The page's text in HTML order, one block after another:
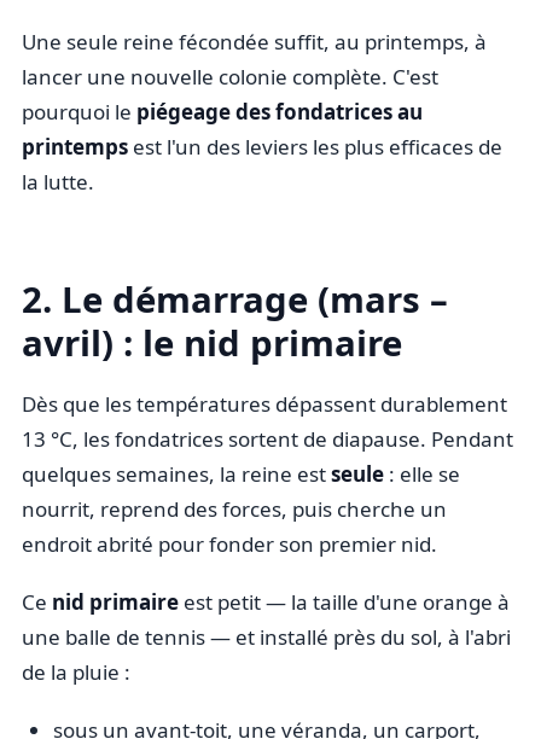
Une seule reine fécondée suffit, au printemps, à
lancer une nouvelle colonie complète. C'est
pourquoi le piégeage des fondatrices au
printemps est l'un des leviers les plus efficaces de
la lutte.
2. Le démarrage (mars –
avril) : le nid primaire
Dès que les températures dépassent durablement
13 °C, les fondatrices sortent de diapause. Pendant
quelques semaines, la reine estseule : elle se
nourrit, reprend des forces, puis cherche un
endroit abrité pour fonder son premier nid.
Ce nid primaire est petit — la taille d'une orange à
une balle de tennis — et installé près du sol, à l'abri
de la pluie :
sous un avant-toit, une véranda, un carport,